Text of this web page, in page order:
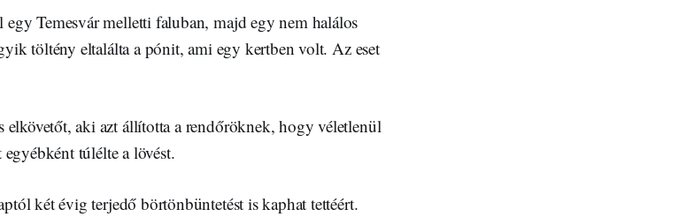
Temesvár melletti faluban, majd egy nem halálos
töltény eltalálta a pónit, ami egy kertben volt. Az eset
elkövetőt, aki azt állította a rendőröknek, hogy véletlenül
túlélte a lövést.
két évig terjedő börtönbüntetést is kaphat tettéért.